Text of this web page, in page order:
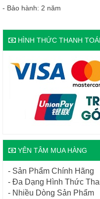
- Bảo hành: 2 năm
HÌNH THỨC THANH
YÊN TÂM MUA HÀNG
- Sản Phẩm Chính Hãng
- Đa Dạng Hình Thức
- Nhiều Dòng Sản Phẩm